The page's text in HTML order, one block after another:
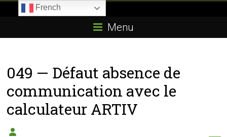
E85.com
passion
boîtier
éthanol
Menu
049 — Défaut absence de
communication avec le
calculateur ARTIV
French